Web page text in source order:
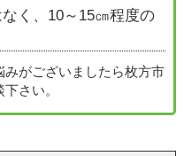
く、10～15㎝程度の
がございましたら枚方市
さい。